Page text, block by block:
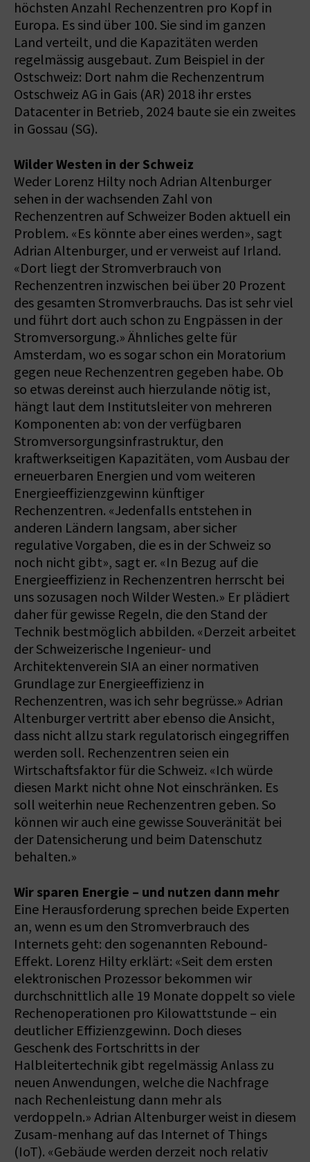
höchsten Anzahl Rechenzentren pro Kopf in
Europa. Es sind über 100. Sie sind im ganzen
Land verteilt, und die Kapazitäten werden
regelmässig ausgebaut. Zum Beispiel in der
Ostschweiz: Dort nahm die Rechenzentrum
Ostschweiz AG in Gais (AR) 2018 ihr erstes
Datacenter in Betrieb, 2024 baute sie ein zweites
in Gossau (SG).
Wilder Westen in der Schweiz
Weder Lorenz Hilty noch Adrian Altenburger
sehen in der wachsenden Zahl von
Rechenzentren auf Schweizer Boden aktuell ein
Problem. «Es könnte aber eines werden», sagt
Adrian Altenburger, und er verweist auf Irland.
«Dort liegt der Stromverbrauch von
Rechenzentren inzwischen bei über 20 Prozent
des gesamten Stromverbrauchs. Das ist sehr viel
und führt dort auch schon zu Engpässen in der
Stromversorgung.» Ähnliches gelte für
Amsterdam, wo es sogar schon ein Moratorium
gegen neue Rechenzentren gegeben habe. Ob
so etwas dereinst auch hierzulande nötig ist,
hängt laut dem Institutsleiter von mehreren
Komponenten ab: von der verfügbaren
Stromversorgungsinfrastruktur, den
kraftwerkseitigen Kapazitäten, vom Ausbau der
erneuerbaren Energien und vom weiteren
Energieeffizienzgewinn künftiger
Rechenzentren. «Jedenfalls entstehen in
anderen Ländern langsam, aber sicher
regulative Vorgaben, die es in der Schweiz so
noch nicht gibt», sagt er. «In Bezug auf die
Energieeffizienz in Rechenzentren herrscht bei
uns sozusagen noch Wilder Westen.» Er plädiert
daher für gewisse Regeln, die den Stand der
Technik bestmöglich abbilden. «Derzeit arbeitet
der Schweizerische Ingenieur- und
Architektenverein SIA an einer normativen
Grundlage zur Energieeffizienz in
Rechenzentren, was ich sehr begrüsse.» Adrian
Altenburger vertritt aber ebenso die Ansicht,
dass nicht allzu stark regulatorisch eingegriffen
werden soll. Rechenzentren seien ein
Wirtschaftsfaktor für die Schweiz. «Ich würde
diesen Markt nicht ohne Not einschränken. Es
soll weiterhin neue Rechenzentren geben. So
können wir auch eine gewisse Souveränität bei
der Datensicherung und beim Datenschutz
behalten.»
Wir sparen Energie – und nutzen dann mehr
Eine Herausforderung sprechen beide Experten
an, wenn es um den Stromverbrauch des
Internets geht: den sogenannten Rebound-
Effekt. Lorenz Hilty erklärt: «Seit dem ersten
elektronischen Prozessor bekommen wir
durchschnittlich alle 19 Monate doppelt so viele
Rechenoperationen pro Kilowattstunde – ein
deutlicher Effizienzgewinn. Doch dieses
Geschenk des Fortschritts in der
Halbleitertechnik gibt regelmässig Anlass zu
neuen Anwendungen, welche die Nachfrage
nach Rechenleistung dann mehr als
verdoppeln.» Adrian Altenburger weist in diesem
Zusam-menhang auf das Internet of Things
(IoT). «Gebäude werden derzeit noch relativ